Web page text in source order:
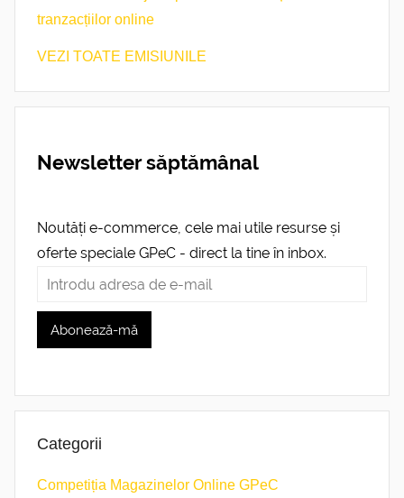
tranzacțiilor online
VEZI TOATE EMISIUNILE
Newsletter săptămânal
Noutăți e-commerce, cele mai utile resurse și
oferte speciale GPeC - direct la tine în inbox.
Categorii
Competiția Magazinelor Online GPeC